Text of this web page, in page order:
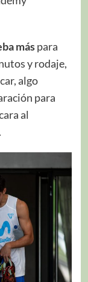
máspara
y rodaje,
algo
para
al